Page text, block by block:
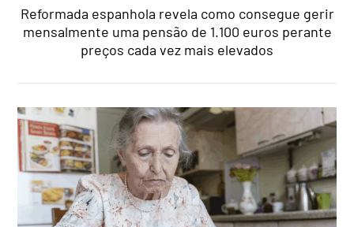
Reformada espanhola revela como consegue gerir
mensalmente uma pensão de 1.100 euros perante
preços cada vez mais elevados